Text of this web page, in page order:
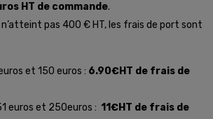
HT de commande.
pas 400 € HT, les frais de port sont
et 150 euros : 6.90€HT de frais de
euros et 250euros : 11€HT de frais de